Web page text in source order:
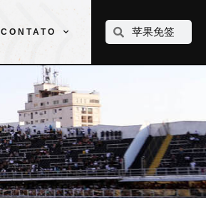
CONTATO